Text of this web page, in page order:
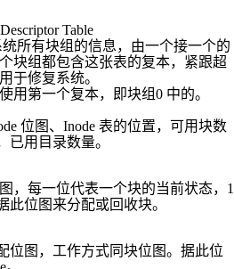
Table
所有块组的信息，由一个接一个的
块组都包含这张表的复本，紧跟超
于修复系统。
用第一个复本，即块组0 中的。
位图、Inode 表的位置，可用块数
已用目录数量。
，每一位代表一个块的当前状态，1
此位图来分配或回收块。
位图，工作方式同块位图。据此位